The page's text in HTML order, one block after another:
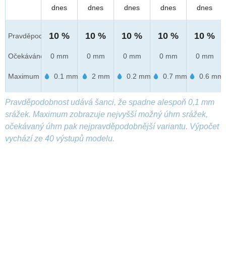
Pravděpod.
Očekáváno
Maximum
dnes
10 %
0 mm
0.1 mm
dnes
10 %
0 mm
2 mm
dnes
10 %
0 mm
0.2 mm
dnes
10 %
0 mm
0.7 mm
dnes
10 %
0 mm
0.6 mm
Pravděpodobnost udává šanci, že spadne alespoň 0,1 mm
srážek. Maximum zobrazuje nejvyšší možný úhrn srážek,
očekávaný úhrn pak nejpravděpodobnější variantu. Výpočet
vychází ze 40 výstupů modelu.